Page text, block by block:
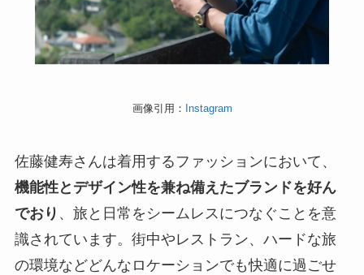
画像引用： Instagram
佐藤健寿さんは着用するファッションにおいて、
機能性とデザイン性を兼ね備えたブランドを好ん
でおり 、旅と日常をシームレスにつなぐことを意
識されています。街中やレストラン、ハードな旅
の環境などどんなロケーションでも快適に過ごせ